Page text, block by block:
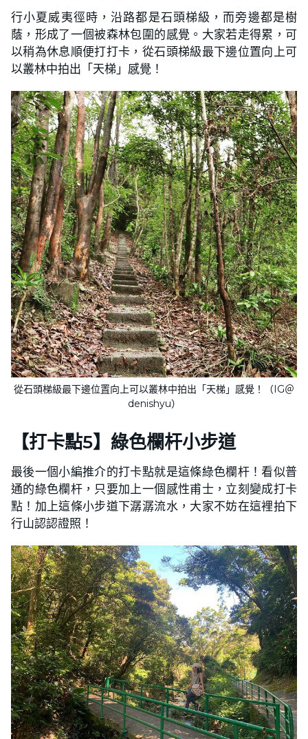
行小夏威夷徑時，沿路都是石頭梯級，而旁邊都是樹
蔭，形成了一個被森林包圍的感覺。大家若走得累，可
以稍為休息順便打打卡，從石頭梯級最下邊位置向上可
以叢林中拍出「天梯」感覺！
從石頭梯級最下邊位置向上可以叢林中拍出「天梯」感覺！（IG＠
denishyu）
【打卡點5】綠色欄杆小步道
最後一個小編推介的打卡點就是這條綠色欄杆！看似普
通的綠色欄杆，只要加上一個感性甫士，立刻變成打卡
點！加上這條小步道下潺潺流水，大家不妨在這裡拍下
行山認認證照！